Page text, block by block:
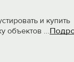
и купить
объектов ...